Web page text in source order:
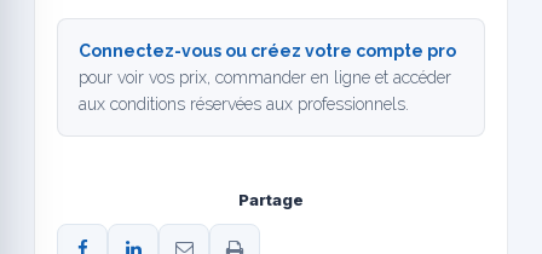
Connectez-vous ou créez votre compte pro
pour voir vos prix, commander en ligne et accéder
aux conditions réservées aux professionnels.
Partage